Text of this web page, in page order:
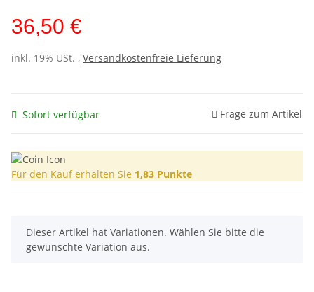
36,50 €
inkl. 19% USt. , Versandkostenfreie Lieferung
Sofort verfügbar Frage zum Artikel
Für den Kauf erhalten Sie 1,83 Punkte
x
Dieser Artikel hat Variationen. Wählen Sie bitte die
gewünschte Variation aus.